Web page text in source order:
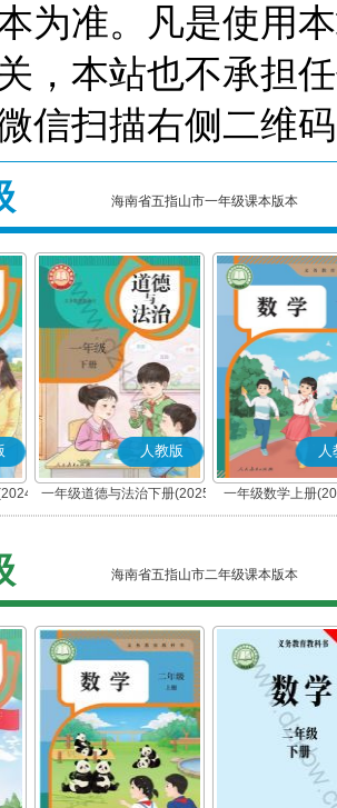
为准。凡是使用
，本站也不承担
信扫描右侧二维
海南省五指山市一年级课本版本
人教版
一年级道德与法治下册(2025
春版)(部编版)
人
一年级数学上册
海南省五指山市二年级课本版本